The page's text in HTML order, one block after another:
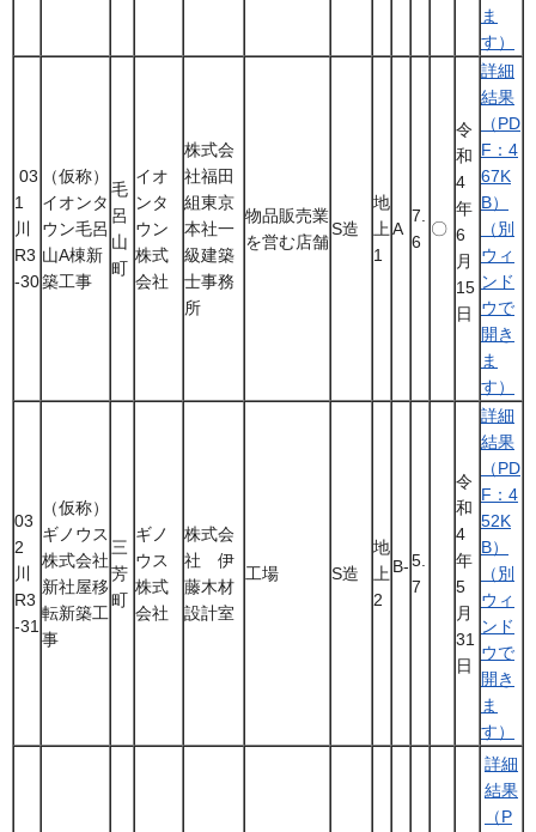
ま
す）
03
1
川
R3
-30
（仮称）
イオンタ
ウン毛呂
山A棟新
築工事
毛
呂
山
町
イオ
ンタ
ウン
株式
会社
株式会
社福田
組東京
本社一
級建築
士事務
所
物品販売業
を営む店舗
S造
地
上
1
A
7.
6
〇
令
和
4
年
6
月
15
日
詳細
結果
（PD
F：4
67K
B）
（別
ウィ
ンド
ウで
開き
ま
す）
03
2
川
R3
-31
（仮称）
ギノウス
株式会社
新社屋移
転新築工
事
三
芳
町
ギノ
ウス
株式
会社
株式会
社 伊
藤木材
設計室
工場 S造
地
上
2
B-5.
7
令
和
4
年
5
月
31
日
詳細
結果
（PD
F：4
52K
B）
（別
ウィ
ンド
ウで
開き
ま
す）
詳細
結果
（P